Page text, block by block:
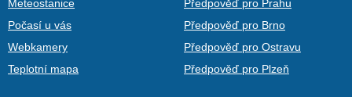
Meteostanice
Počasí u vás
Webkamery
Teplotní mapa
Předpověď pro Prahu
Předpověď pro Brno
Předpověď pro Ostravu
Předpověď pro Plzeň